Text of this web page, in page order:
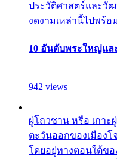
ประวัติศาสตร์และวั
งดงามเหล่านี้ไปพร้อ
10 อันดับพระใหญ่แล
942 views
ผู่โถวซาน หรือ เกาะ
ตะวันออกของเมืองโ
โดยอยู่ทางตอนใต้ขอ